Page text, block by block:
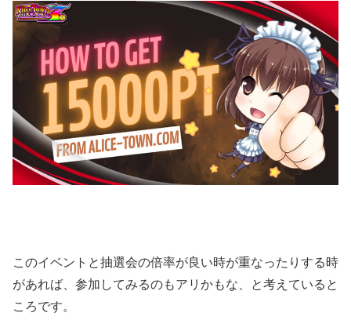
このイベントと抽選会の倍率が良い時が重なったりする時
があれば、参加してみるのもアリかもな、と考えていると
ころです。